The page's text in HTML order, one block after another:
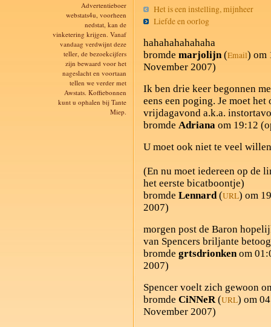
Advertentieboer
webstats4u, voorheen
nedstat, kan de
vinketering krijgen. Vanaf
vandaag verdwijnt deze
teller, de bezoekcijfers
zijn bewaard voor het
nageslacht en voortaan
tellen we verder met
Awstats. Koffiebonnen
kunt u ophalen bij Tante
Miep.
Het is een instelling, mijnheer
Liefde en oorlog
hahahahahahaha
bromde marjolijn(Email) om
November 2007)
Ik ben drie keer begonnen
eens een poging. Je moet
vrijdagavond a.k.a.
bromde Adriana om 19:12
U moet ook niet te veel
(En nu moet iedereen op de
het eerste bicatboontje)
bromde Lennard(URL) om
2007)
morgen post de Baron
van Spencers briljante betoog
bromde grtsdrionkenom
2007)
Spencer voelt zich gewoon
bromde CiNNeR(URL) om
November 2007)